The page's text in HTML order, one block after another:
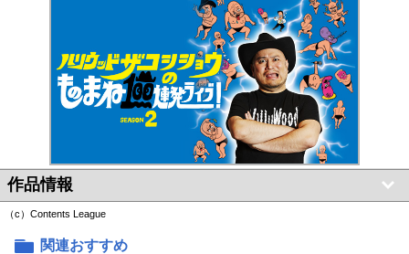
作品情報
（c）Contents League
関連おすすめ